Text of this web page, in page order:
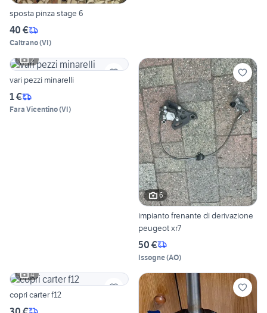
sposta pinza stage 6
40 €
Caltrano(VI)
2
vari pezzi minarelli
1 €
Fara Vicentino(VI)
6
impianto frenante di derivazione
peugeot xr7
50 €
Issogne(AO)
4
copri carter f12